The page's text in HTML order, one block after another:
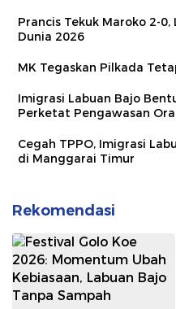
Prancis Tekuk Maroko 2-
MK Tegaskan Pilkada
Imigrasi Labuan Bajo
Perketat Pengawasan
Cegah TPPO, Imigrasi
di Manggarai Timur
Rekomendasi